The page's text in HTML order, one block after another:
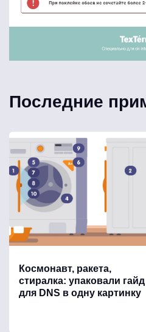
Последние
Космонавт, ракета,
стиралка: упаковали гайд
для DNS в одну картинку